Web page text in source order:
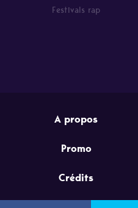
Nous
Festivals rap
A propos
Promo
Crédits